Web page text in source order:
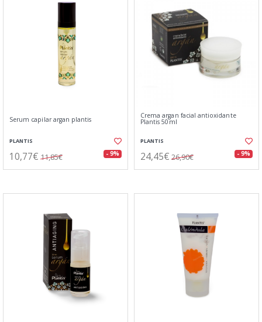
Serum capilar argan plantis
PLANTIS
10,77€ 11,85€ - 9%
Crema argan facial antioxidante
Plantis 50ml
PLANTIS
24,45€ 26,90€ - 9%